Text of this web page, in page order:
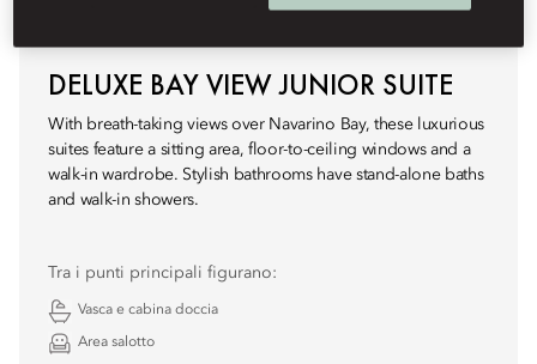
DELUXE BAY VIEW JUNIOR SUITE
With breath-taking views over Navarino Bay, these luxurious
suites feature a sitting area, floor-to-ceiling windows and a
walk-in wardrobe. Stylish bathrooms have stand-alone baths
and walk-in showers.
Tra i punti principali figurano:
Vasca e cabina doccia
Area salotto